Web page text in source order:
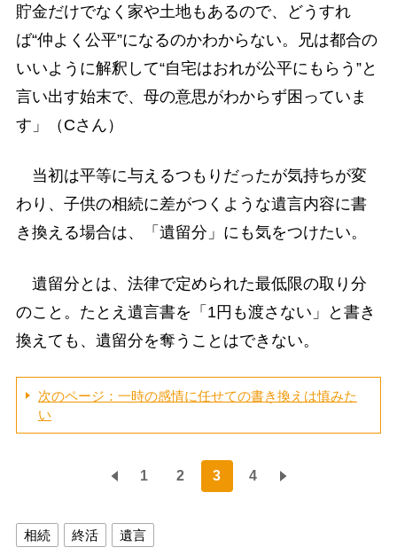
貯金だけでなく家や土地もあるので、どうすれ
ば“仲よく公平”になるのかわからない。兄は都合の
いいように解釈して“自宅はおれが公平にもらう”と
言い出す始末で、母の意思がわからず困っていま
す」（Cさん）
当初は平等に与えるつもりだったが気持ちが変
わり、子供の相続に差がつくような遺言内容に書
き換える場合は、「遺留分」にも気をつけたい。
遺留分とは、法律で定められた最低限の取り分
のこと。たとえ遺言書を「1円も渡さない」と書き
換えても、遺留分を奪うことはできない。
次のページ：一時の感情に任せての書き換えは慎みた
い
1 2 3 4
相続 終活 遺言